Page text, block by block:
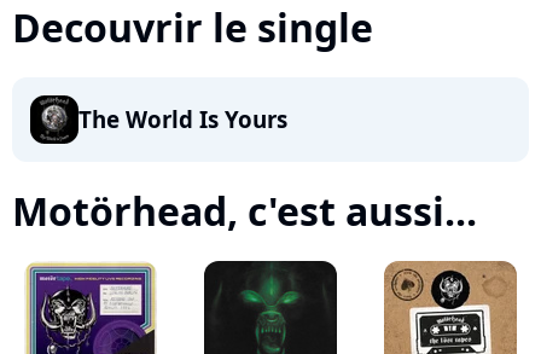
Decouvrir le single
The World Is Yours
Motörhead, c'est aussi...